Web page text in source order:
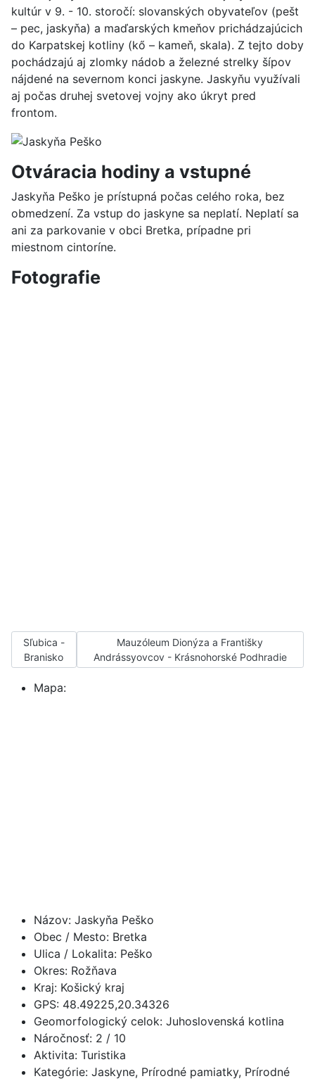
kultúr v 9. - 10. storočí: slovanských obyvateľov (pešt
– pec, jaskyňa) a maďarských kmeňov prichádzajúcich
do Karpatskej kotliny (kő – kameň, skala). Z tejto doby
pochádzajú aj zlomky nádob a železné strelky šípov
nájdené na severnom konci jaskyne. Jaskyňu využívali
aj počas druhej svetovej vojny ako úkryt pred
frontom.
Otváracia hodiny a vstupné
Jaskyňa Peško je prístupná počas celého roka, bez
obmedzení. Za vstup do jaskyne sa neplatí. Neplatí sa
ani za parkovanie v obci Bretka, prípadne pri
miestnom cintoríne.
Fotografie
Sľubica - Branisko
Sľubica -
Branisko
Mauzóleum Dionýza a Františky
Mauzóleum Dionýza a Františky
Andrássyovcov - Krásnohorské Podhradie
Mapa:
Názov: Jaskyňa Peško
Obec / Mesto: Bretka
Ulica / Lokalita: Peško
Okres: Rožňava
Kraj: Košický kraj
GPS: 48.49225,20.34326
Geomorfologický celok: Juhoslovenská kotlina
Náročnosť: 2 / 10
Aktivita: Turistika
Kategórie: Jaskyne, Prírodné pamiatky, Prírodné